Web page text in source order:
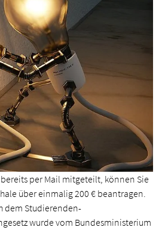
per Mail mitgeteilt, können Sie
über einmalig 200 € beantragen.
dem Studierenden-
wurde vom Bundesministerium